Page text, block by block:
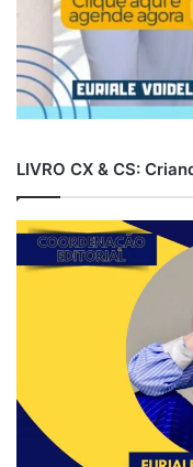
LIVRO CX & CS: